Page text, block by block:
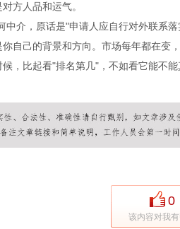
方人品和运气。
中介，原话是"申请人应自行对外联系
自己的背景和方向。市场每年都在变
候，比起看"排名第几" ，不如看它能不
0
该内容对我